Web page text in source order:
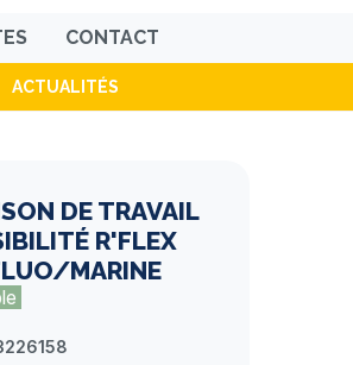
CONTACT
ACTUALITÉS
DE TRAVAIL
R'FLEX
MARINE